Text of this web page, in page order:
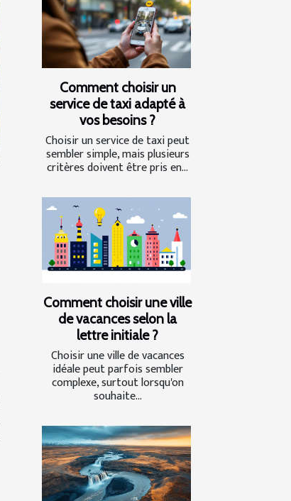
Comment choisir un
service de taxi adapté à
vos besoins ?
Choisir un service de taxi peut
sembler simple, mais plusieurs
critères doivent être pris en...
Comment choisir une ville
de vacances selon la
lettre initiale ?
Choisir une ville de vacances
idéale peut parfois sembler
complexe, surtout lorsqu'on
souhaite...